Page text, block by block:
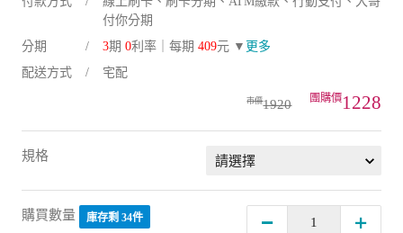
付你分期
分期
3期 0利率｜每期 409元 ▼ 更多
配送方式
宅配
1920 1228
規格
購買數量 庫存剩 34件